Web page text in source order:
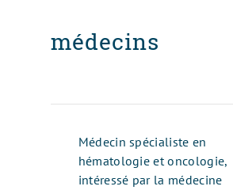
médecins
Médecin spécialiste en
hématologie et oncologie,
intéressé par la médecine